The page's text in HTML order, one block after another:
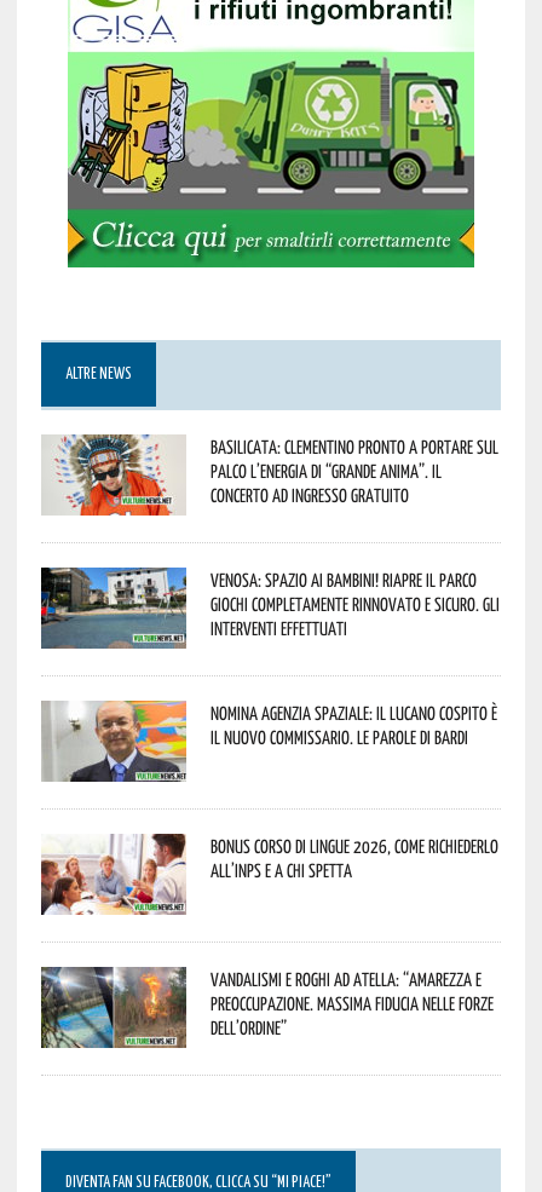
ALTRE NEWS
Basilicata: Clementino pronto a portare sul
palco l’energia di “Grande Anima”. Il
concerto ad ingresso gratuito
Venosa: spazio ai bambini! Riapre il Parco
Giochi completamente rinnovato e sicuro. Gli
interventi effettuati
Nomina Agenzia Spaziale: il lucano Cospito è
il nuovo commissario. Le parole di Bardi
Bonus corso di lingue 2026, come richiederlo
all’INPS e a chi spetta
Vandalismi e roghi ad Atella: “Amarezza e
preoccupazione. Massima fiducia nelle Forze
dell’Ordine”
DIVENTA FAN SU FACEBOOK, CLICCA SU “MI PIACE!”